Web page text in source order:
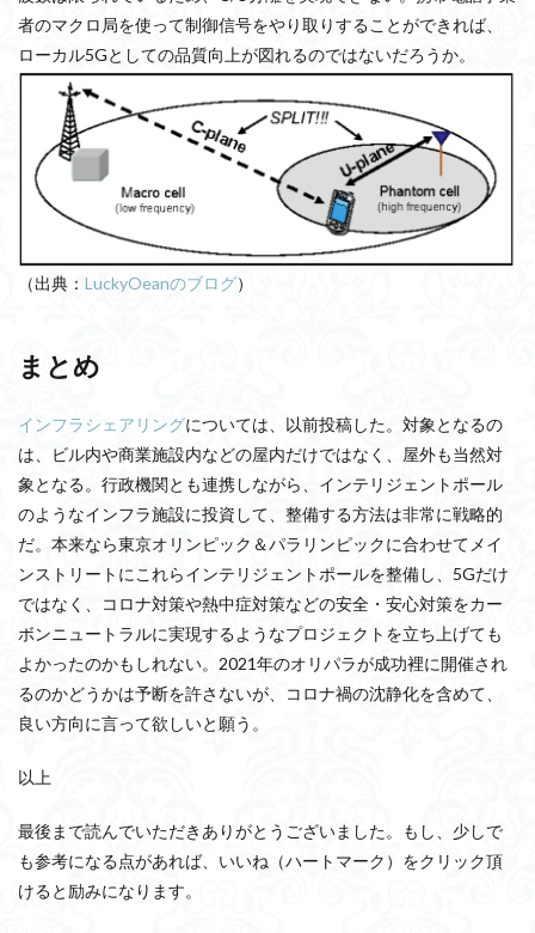
者のマクロ局を使って制御信号をやり取りすることができれば、
ローカル5Gとしての品質向上が図れるのではないだろうか。
（出典： LuckyOeanのブログ）
まとめ
インフラシェアリングについては、以前投稿した。対象となるの
は、ビル内や商業施設内などの屋内だけではなく、屋外も当然対
象となる。行政機関とも連携しながら、インテリジェントポール
のようなインフラ施設に投資して、整備する方法は非常に戦略的
だ。本来なら東京オリンピック＆パラリンピックに合わせてメイ
ンストリートにこれらインテリジェントポールを整備し、5Gだけ
ではなく、コロナ対策や熱中症対策などの安全・安心対策をカー
ボンニュートラルに実現するようなプロジェクトを立ち上げても
よかったのかもしれない。2021年のオリパラが成功裡に開催され
るのかどうかは予断を許さないが、コロナ禍の沈静化を含めて、
良い方向に言って欲しいと願う。
以上
最後まで読んでいただきありがとうございました。もし、少しで
も参考になる点があれば、いいね（ハートマーク）をクリック頂
けると励みになります。